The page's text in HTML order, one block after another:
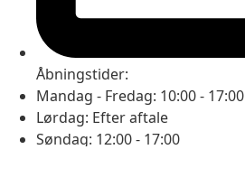
Åbningstider:
Mandag - Fredag: 10:00 - 17:00
Lørdag: Efter aftale
Søndag: 12:00 - 17:00